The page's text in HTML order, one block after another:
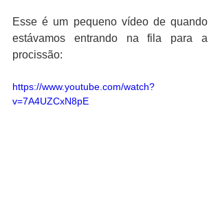
Esse é um pequeno vídeo de quando
estávamos entrando na fila para a
procissão:
https://www.youtube.com/watch?
v=7A4UZCxN8pE